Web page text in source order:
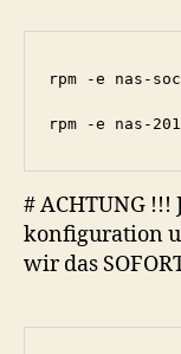
rpm -e nas-
rpm -e nas-
# ACHTUNG
konfiguration
wir das